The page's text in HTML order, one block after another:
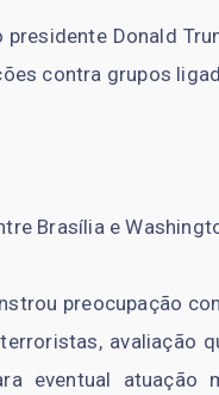
Donald
contra grupos
Brasília e
preocupação
avaliação
eventual atuação